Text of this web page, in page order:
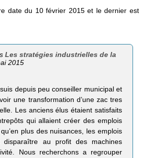
date du 10 février 2015 et le dernier est
Les stratégies industrielles de la
2015
depuis peu conseiller municipal et
une transformation d’une zac tres
Les anciens élus étaient satisfaits
qui allaient créer des emplois
plus des nuisances, les emplois
disparaître au profit des machines
Nous recherchons a regrouper